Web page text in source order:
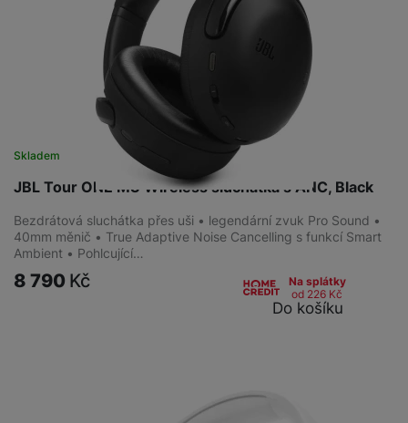
JBL Tour ONE M3 Wireless sluchátka s ANC, Black
Skladem
Bezdrátová sluchátka přes uši • legendární zvuk Pro Sound •
40mm měnič • True Adaptive Noise Cancelling s funkcí Smart
Ambient • Pohlcující…
8 790 Kč
Na splátky
od 226 Kč
Do košíku